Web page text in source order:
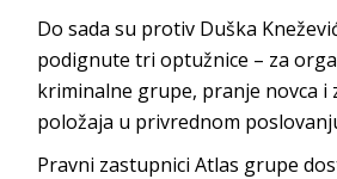
Do sada su protiv Duška
podignute tri optužnice – za
kriminalne grupe, pranje novca i
položaja u privrednom
Pravni zastupnici Atlas grupe